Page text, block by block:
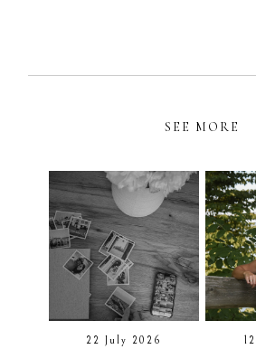
SEE MORE
22 July 2026